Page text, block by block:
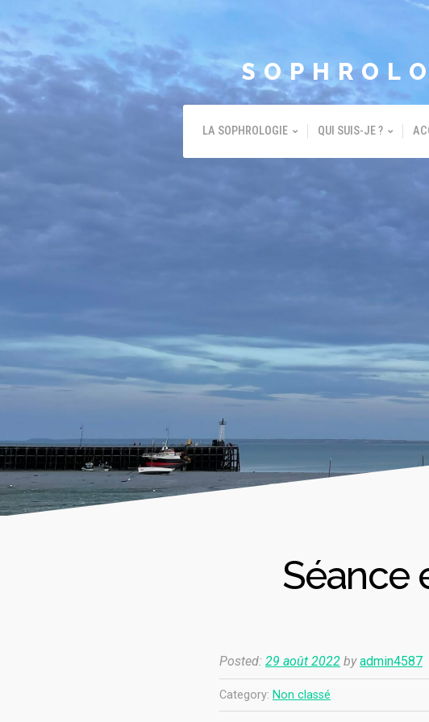
LA SOPHROLOGIE QUI SUIS-JE ?
Séance
Posted: 29 août 2022 by admin4587
Category: Non classé